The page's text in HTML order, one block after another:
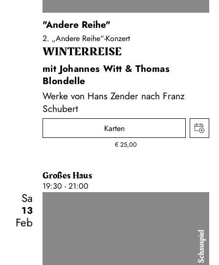
"Andere Reihe"
2. „Andere Reihe“-Konzert
WINTER­REISE
mit Johannes Witt & Thomas
Blondelle
Werke von Hans Zender nach Franz
Schubert
Karten
€ 25,00
Großes Haus
19:30 - 21:00
Sa
13
Feb
Schauspiel